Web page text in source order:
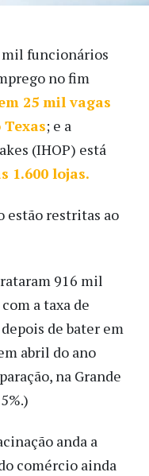
mil funcionários
no fim
25 mil vagas
; e a
(IHOP) está
1.600 lojas.
estão restritas ao
916 mil
a taxa de
de bater em
abril do ano
na Grande
anda a
comércio ainda